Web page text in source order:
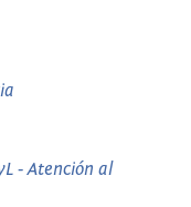
- Atención al